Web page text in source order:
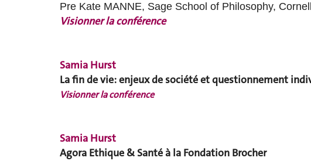
Pre Kate MANNE, Sage School of Philosophy,
Visionner la conférence
Samia Hurst
La fin de vie: enjeux de société et questionnement
Visionner la conférence
Samia Hurst
Agora Ethique & Santé à la Fondation Brocher